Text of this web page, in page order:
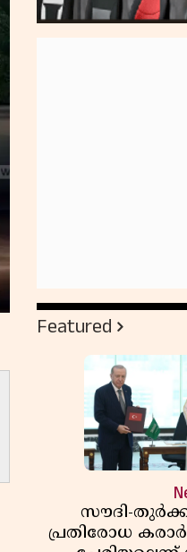
Featured
സൗദി-
പ്രതിരോധ